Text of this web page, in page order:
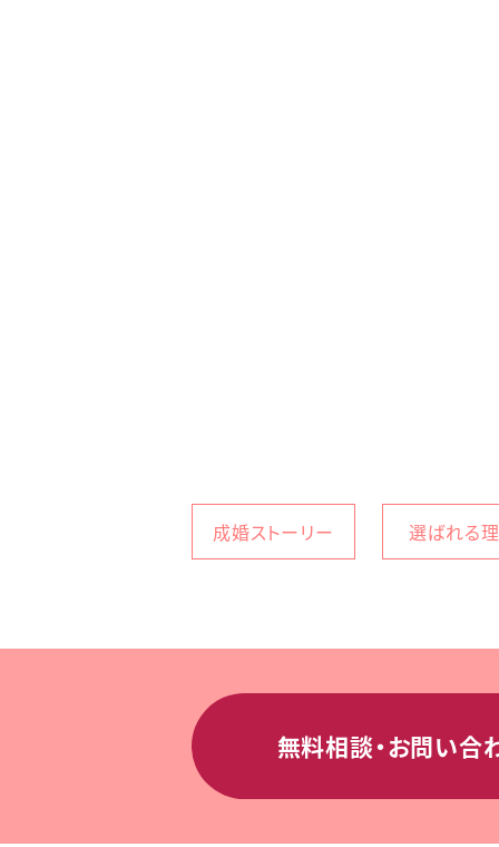
成婚ストーリー 選ばれる
無料相談・お問い